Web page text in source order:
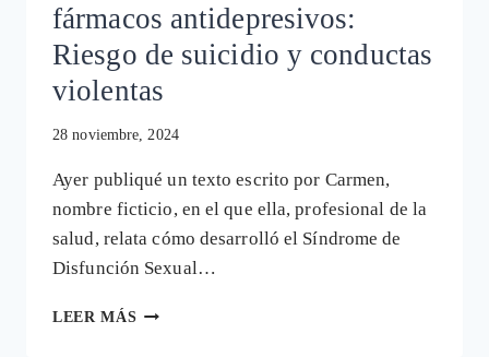
fármacos antidepresivos:
Riesgo de suicidio y conductas
violentas
28 noviembre, 2024
Ayer publiqué un texto escrito por Carmen,
nombre ficticio, en el que ella, profesional de la
salud, relata cómo desarrolló el Síndrome de
Disfunción Sexual…
LEER MÁS EL